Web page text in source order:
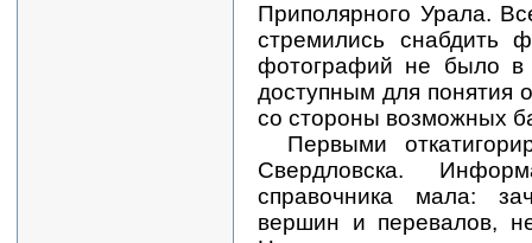
Приполярного Урала.
стремились снабдить
фотографий не было в
доступным для понятия
со стороны возможных
Первыми
Свердловска.
справочника мала:
вершин и перевалов,